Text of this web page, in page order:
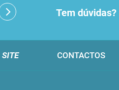
Tem dúvidas?
SITE CONTACTOS